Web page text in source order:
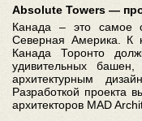
Absolute Towers —
Канада – это самое
Северная Америка. К
Канада Торонто
удивительных
архитектурным
Разработкой проекта
архитекторов MAD